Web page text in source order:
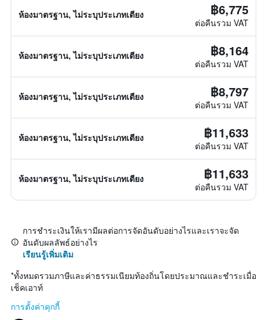
ห้องมาตรฐาน, ไม่ระบุประเภทเตียง ฿6,775
ต่อคืนรวม VAT
ห้องมาตรฐาน, ไม่ระบุประเภทเตียง ฿8,164
ต่อคืนรวม VAT
ห้องมาตรฐาน, ไม่ระบุประเภทเตียง ฿8,797
ต่อคืนรวม VAT
ห้องมาตรฐาน, ไม่ระบุประเภทเตียง ฿11,633
ต่อคืนรวม VAT
ห้องมาตรฐาน, ไม่ระบุประเภทเตียง ฿11,633
ต่อคืนรวม VAT
การชำระเงินให้เรามีผลต่อการจัดอันดับอย่างไรและเราจะจัด
อันดับผลลัพธ์อย่างไร
เรียนรู้เพิ่มเติม
*ทั้งหมดรวมภาษีและค่าธรรมเนียมท้องถิ่นโดยประมาณและชำระเมื่อ
เช็คเอาท์
การตั้งค่าคุกกี้